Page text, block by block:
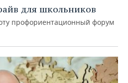
для школьников
профориентационный форум